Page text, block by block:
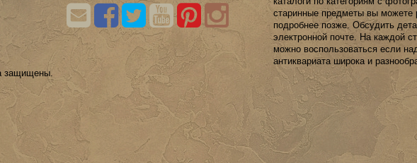
старинные предметы вы можете
подробнее позже. Обсудить
электронной почте. На каждой
можно воспользоваться если
антиквариата широка и
защищены.